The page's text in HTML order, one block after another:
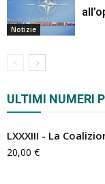
Notizie
ULTIMI NUMERI
LXXXIII - La
20,00 €